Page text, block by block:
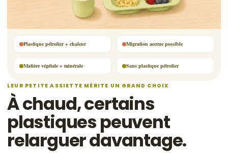
Plastique pétrolier + chaleur Migration accrue possible
Matière végétale + minérale Sans plastique pétrolier
LEUR PETITE ASSIETTE MÉRITE UN GRAND CHOIX
À chaud, certains
plastiques peuvent
relarguer davantage.